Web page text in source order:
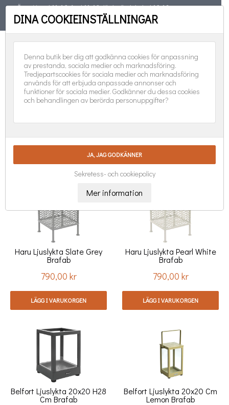
Öppet torsd 11-19, fred 11-18, lörd, sönd, helgd 10-16
TELEFON 08-551 501 31 FÖLJ OSS:
LAMPOR & LJUSLYKTOR
Nya produkter först 
Visar 1-23 av 23 objekt
Haru Ljuslykta Slate Grey
Brafab
Pris
790,00 kr
LÄGG I VARUKORGEN
Haru Ljuslykta Pearl White
Brafab
Pris
790,00 kr
LÄGG I VARUKORGEN
Belfort Ljuslykta 20x20 H28
Cm Brafab
Belfort Ljuslykta 20x20 Cm
Lemon Brafab
DINA COOKIEINSTÄLLNINGAR
Denna butik ber dig att godkänna cookies för anpassning
av prestanda, sociala medier och marknadsföring.
Tredjepartscookies för sociala medier och marknadsföring
används för att erbjuda anpassade annonser och
funktioner för sociala medier. Godkänner du dessa cookies
och behandlingen av berörda personuppgifter?
Sekretess- och cookiepolicy